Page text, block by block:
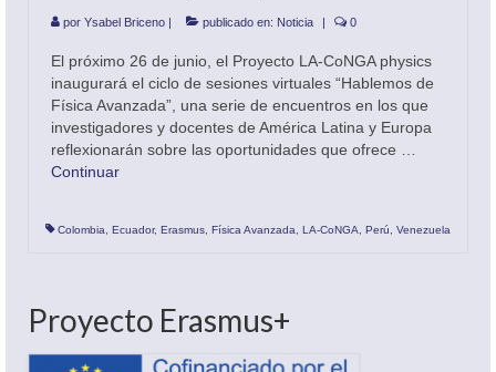
por Ysabel Briceno | publicado en: Noticia | 0
El próximo 26 de junio, el Proyecto LA-CoNGA physics
inaugurará el ciclo de sesiones virtuales “Hablemos de
Física Avanzada”, una serie de encuentros en los que
investigadores y docentes de América Latina y Europa
reflexionarán sobre las oportunidades que ofrece …
Continuar
Colombia Ecuador, Erasmus Física Avanzada LA-CoNGA Perú Venezuela
Proyecto Erasmus+